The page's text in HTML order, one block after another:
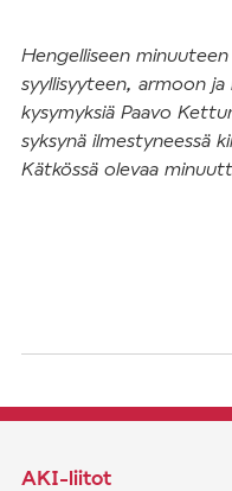
Hengelliseen
syyllisyyteen, armoon
kysymyksiä Paavo
syksynä ilmestyneessä
Kätkössä olevaa
AKI-liitot